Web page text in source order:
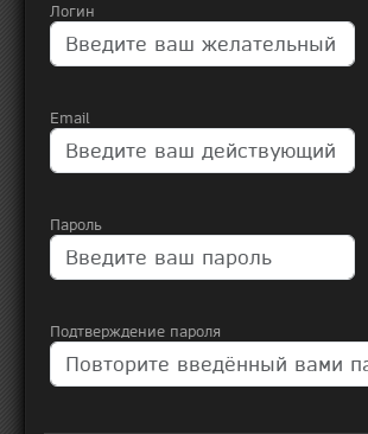
Логин
Email
Пароль
Подтверждение пароля